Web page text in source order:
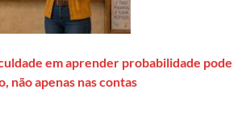
em aprender probabilidade pode
não apenas nas contas